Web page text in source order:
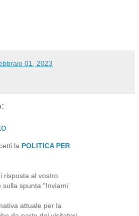
01, 2023
la POLITICA PER
risposta al vostro
sulla spunta "Inviami
attuale per la